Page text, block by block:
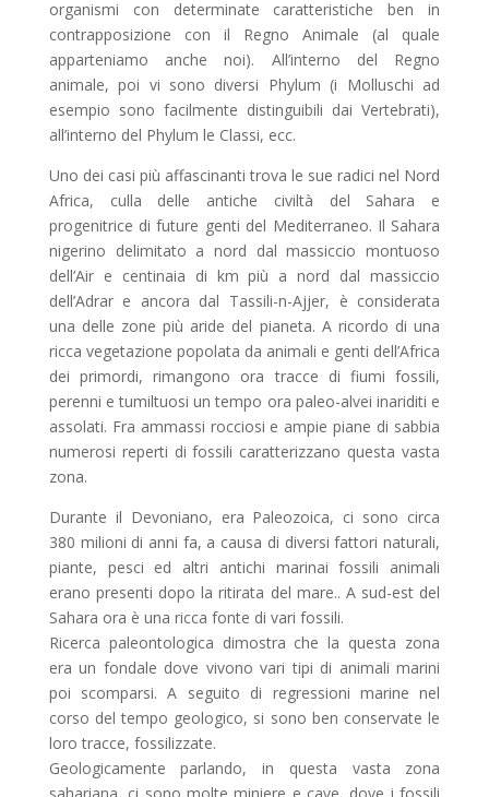
organismi con determinate caratteristiche ben in
contrapposizione con il Regno Animale (al quale
apparteniamo anche noi). All’interno del Regno
animale, poi vi sono diversi Phylum (i Molluschi ad
esempio sono facilmente distinguibili dai Vertebrati),
all’interno del Phylum le Classi, ecc.
Uno dei casi più affascinanti trova le sue radici nel Nord
Africa, culla delle antiche civiltà del Sahara e
progenitrice di future genti del Mediterraneo. Il Sahara
nigerino delimitato a nord dal massiccio montuoso
dell’Air e centinaia di km più a nord dal massiccio
dell’Adrar e ancora dal Tassili-n-Ajjer, è considerata
una delle zone più aride del pianeta. A ricordo di una
ricca vegetazione popolata da animali e genti dell’Africa
dei primordi, rimangono ora tracce di fiumi fossili,
perenni e tumiltuosi un tempo ora paleo-alvei inariditi e
assolati. Fra ammassi rocciosi e ampie piane di sabbia
numerosi reperti di fossili caratterizzano questa vasta
zona.
Durante il Devoniano, era Paleozoica, ci sono circa
380 milioni di anni fa, a causa di diversi fattori naturali,
piante, pesci ed altri antichi marinai fossili animali
erano presenti dopo la ritirata del mare.. A sud-est del
Sahara ora è una ricca fonte di vari fossili.
Ricerca paleontologica dimostra che la questa zona
era un fondale dove vivono vari tipi di animali marini
poi scomparsi. A seguito di regressioni marine nel
corso del tempo geologico, si sono ben conservate le
loro tracce, fossilizzate.
Geologicamente parlando, in questa vasta zona